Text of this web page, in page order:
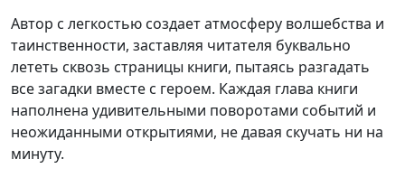
Автор с легкостью создает атмосферу волшебства и
таинственности, заставляя читателя буквально
лететь сквозь страницы книги, пытаясь разгадать
все загадки вместе с героем. Каждая глава книги
наполнена удивительными поворотами событий и
неожиданными открытиями, не давая скучать ни на
минуту.